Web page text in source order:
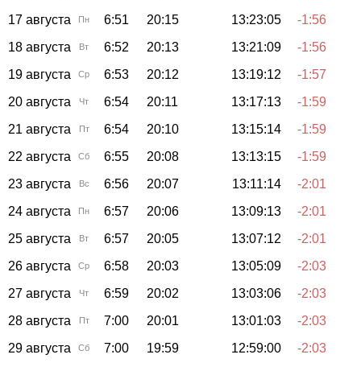
17 августа
Пн 6:51 20:15 13:23:05
-1:56
18 августа
Вт 6:52 20:13 13:21:09
-1:56
19 августа
Ср 6:53 20:12 13:19:12
-1:57
20 августа
Чт 6:54 20:11 13:17:13
-1:59
21 августа
Пт 6:54 20:10 13:15:14
-1:59
22 августа
Сб 6:55 20:08 13:13:15
-1:59
23 августа
Вс 6:56 20:07 13:11:14
-2:01
24 августа
Пн 6:57 20:06 13:09:13
-2:01
25 августа
Вт 6:57 20:05 13:07:12
-2:01
26 августа
Ср 6:58 20:03 13:05:09
-2:03
27 августа
Чт 6:59 20:02 13:03:06
-2:03
28 августа
Пт 7:00 20:01 13:01:03
-2:03
29 августа
Сб 7:00 19:59 12:59:00 -2:03